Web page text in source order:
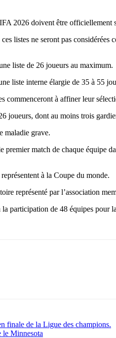
2026 doivent être officiellement
listes ne seront pas
liste de 26 joueurs au maximum.
liste interne élargie de 35 à 55
commenceront à affiner leur
joueurs, dont au moins trois
maladie grave.
match de chaque équipe
à la Coupe du monde.
représenté par l’association
participation de 48 équipes
finale de la Ligue des champions.
le Minnesota